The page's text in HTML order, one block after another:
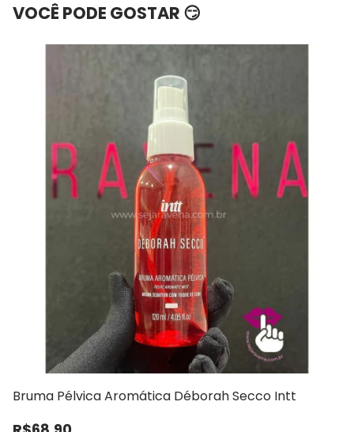
VOCÊ PODE GOSTAR 😏
Bruma Pélvica Aromática Déborah Secco Intt